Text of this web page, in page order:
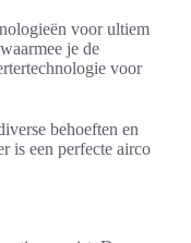
voor ultiem
je de
voor
behoeften en
is een perfecte airco